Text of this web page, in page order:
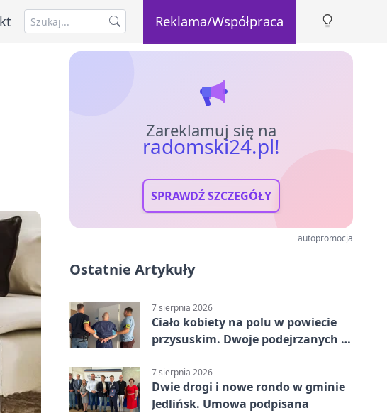
Reklama/Współpraca
Zareklamuj się na
radomski24.pl!
SPRAWDŹ SZCZEGÓŁY
autopromocja
Ostatnie Artykuły
7 sierpnia 2026
Ciało kobiety na polu w powiecie
przysuskim. Dwoje podejrzanych w
7 sierpnia 2026
Dwie drogi i nowe rondo w gminie
Jedlińsk. Umowa podpisana